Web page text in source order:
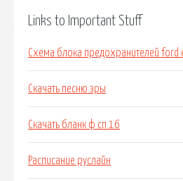
Links to Important Stuff
Схема блока предохранителей
Скачать песню эры
Скачать бланк ф сп 16
Расписание руслайн